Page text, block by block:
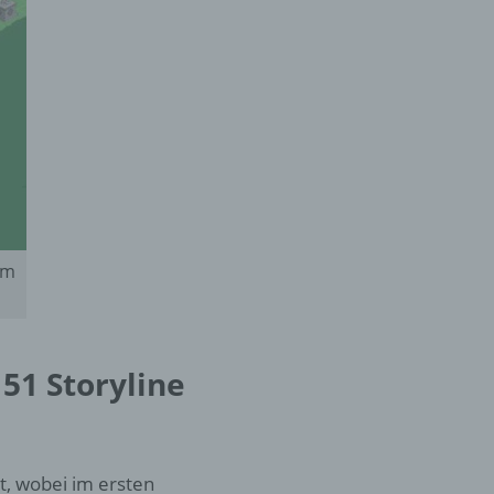
Storyline
wobei im ersten